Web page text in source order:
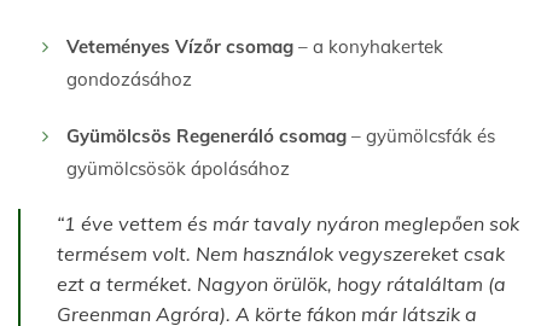
Veteményes Vízőr csomag – a konyhakertek
gondozásához
Gyümölcsös Regeneráló csomag – gyümölcsfák és
gyümölcsösök ápolásához
“1 éve vettem és már tavaly nyáron meglepően sok
termésem volt. Nem használok vegyszereket csak
ezt a terméket. Nagyon örülök, hogy rátaláltam (a
Greenman Agróra). A körte fákon már látszik a